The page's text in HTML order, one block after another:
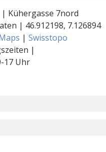
| Kühergasse 7nord
| 46.912198, 7.126894
| Swisstopo
|
17 Uhr